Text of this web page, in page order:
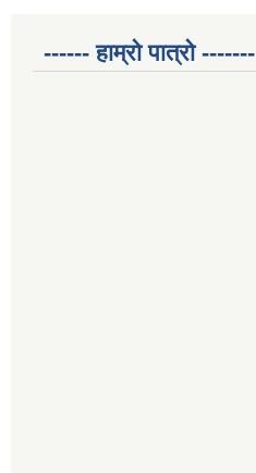
------ हाम्रो पात्रो -------